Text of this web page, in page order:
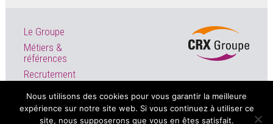
Le Groupe
Métiers &
références
Recrutement
Actualités
Nous utilisons des cookies pour vous garantir la meilleure
expérience sur notre site web. Si vous continuez à utiliser ce
site, nous supposerons que vous en êtes satisfait.